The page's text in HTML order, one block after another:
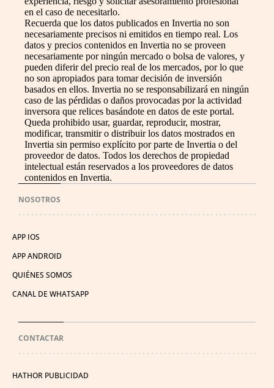
en el caso de necesitarlo.
Recuerda que los datos publicados en Invertia no son
necesariamente precisos ni emitidos en tiempo real. Los
datos y precios contenidos en Invertia no se proveen
necesariamente por ningún mercado o bolsa de valores, y
pueden diferir del precio real de los mercados, por lo que
no son apropiados para tomar decisión de inversión
basados en ellos. Invertia no se responsabilizará en ningún
caso de las pérdidas o daños provocadas por la actividad
inversora que relices basándote en datos de este portal.
Queda prohibido usar, guardar, reproducir, mostrar,
modificar, transmitir o distribuir los datos mostrados en
Invertia sin permiso explícito por parte de Invertia o del
proveedor de datos. Todos los derechos de propiedad
intelectual están reservados a los proveedores de datos
contenidos en Invertia.
NOSOTROS
APP IOS
APP ANDROID
QUIÉNES SOMOS
CANAL DE WHATSAPP
CONTACTAR
HATHOR PUBLICIDAD